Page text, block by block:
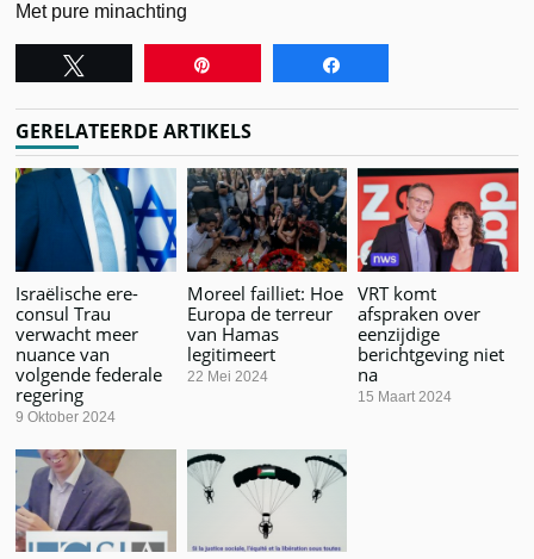
Met pure minachting
GERELATEERDE ARTIKELS
Israëlische ere-
consul Trau
verwacht meer
nuance van
volgende federale
regering
9 Oktober 2024
Moreel failliet: Hoe
Europa de terreur
van Hamas
legitimeert
22 Mei 2024
VRT komt
afspraken over
eenzijdige
berichtgeving niet
na
15 Maart 2024